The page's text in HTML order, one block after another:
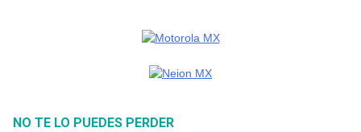
NO TE LO PUEDES PERDER